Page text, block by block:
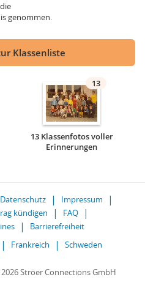
genommen.
Klassenliste
13
13 Klassenfotos voller
Erinnerungen
Datenschutz
Impressum
kündigen
FAQ
Barrierefreiheit
Frankreich Schweden
2026 Ströer Connections GmbH